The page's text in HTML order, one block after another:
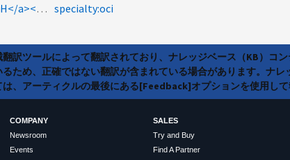
product-categories:oncommand-insight<a>OCI</a><a>DWH</a><a>MySQL</a><a>Upgrade</a><a>OnCommand Insight（OCI）</a><a>OnCommandデータウェアハウス（DWH</a><a>）の脆弱性</a><a>MYSQL202107</a><a>8.0.26 8.0.27</a><a /> specialty:oci
訳ツールによって翻訳されており、ナレッジベース（KB）コ
ため、正確ではない翻訳が含まれている場合があります。ナ
、アーティクルの最後にある[Feedback]オプションを使用して
COMPANY
Newsroom
Events
SALES
Try and Buy
Find A Partner